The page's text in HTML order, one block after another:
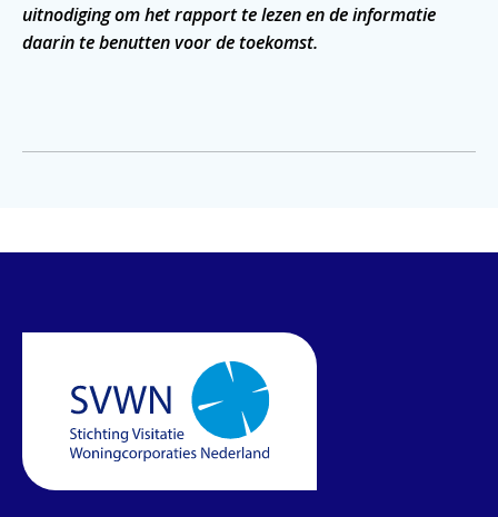
uitnodiging om het rapport te lezen en de informatie
daarin te benutten voor de toekomst.